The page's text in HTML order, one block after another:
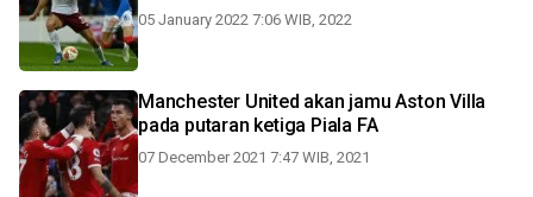
05 January 2022 7:06 WIB, 2022
Manchester United akan jamu Aston Villa
pada putaran ketiga Piala FA
07 December 2021 7:47 WIB, 2021